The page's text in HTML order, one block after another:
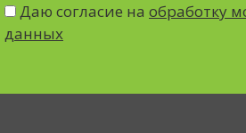
Даю согласие на обработку
данных